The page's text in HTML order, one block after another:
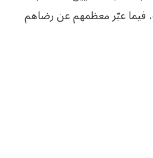
فيما عبّر معظمهم عن رضاهم